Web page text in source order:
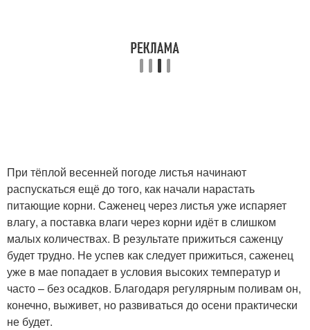
При тёплой весенней погоде листья начинают
распускаться ещё до того, как начали нарастать
питающие корни. Саженец через листья уже испаряет
влагу, а поставка влаги через корни идёт в слишком
малых количествах. В результате прижиться саженцу
будет трудно. Не успев как следует прижиться, саженец
уже в мае попадает в условия высоких температур и
часто – без осадков. Благодаря регулярным поливам он,
конечно, выживет, но развиваться до осени практически
не будет.